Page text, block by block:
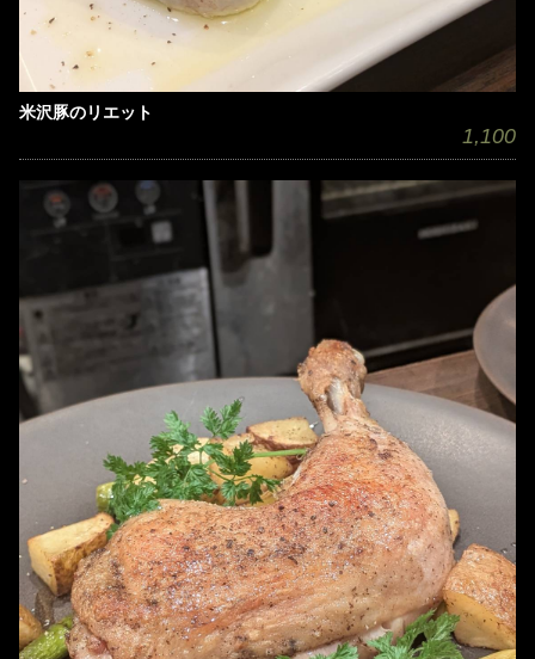
米沢豚のリエット
1,100